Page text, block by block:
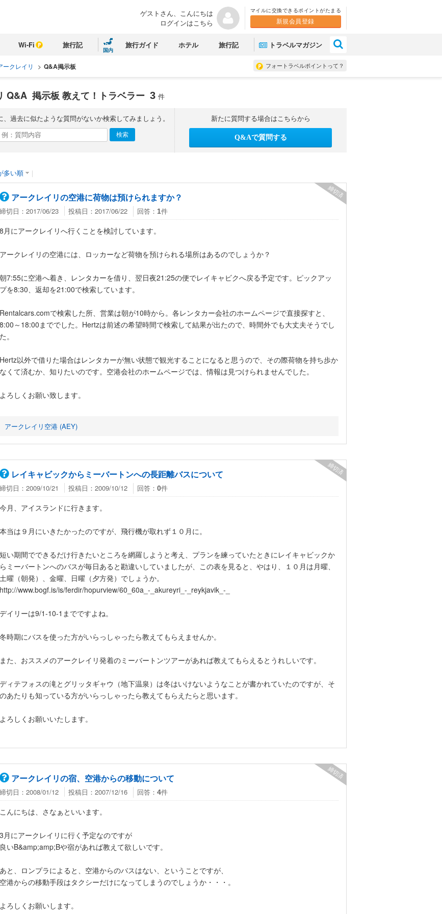
ゲストさん、こんにちは
ログインはこちら
マイルに交換できるポイントがたまる
新規会員登録
Wi-Fi 旅行記
国内
旅行ガイド ホテル 旅行記 トラベルマガジン
フォートラベルポイントって？
ークレイリ > Q&A掲示板
Q&A 掲示板 教えて！トラベラー 3 件
、過去に似たような質問がないか検索してみましょう。 新たに質問する場合はこちらから
Q&Aで質問する
多い順 ｜
アークレイリの空港に荷物は預けられますか？
締切日：2017/06/23 投稿日：2017/06/22 回答： 1件
締切済
8月にアークレイリへ行くことを検討しています。
アークレイリの空港には、ロッカーなど荷物を預けられる場所はあるのでしょうか？
朝7:55に空港へ着き、レンタカーを借り、翌日夜21:25の便でレイキャビクへ戻る予定です。ピックアッ
プを8:30、返却を21:00で検索しています。
Rentalcars.comで検索した所、営業は朝が10時から。各レンタカー会社のホームページで直接探すと、
8:00～18:00まででした。Hertzは前述の希望時間で検索して結果が出たので、時間外でも大丈夫そうでし
た。
Hertz以外で借りた場合はレンタカーが無い状態で観光することになると思うので、その際荷物を持ち歩か
なくて済むか、知りたいのです。空港会社のホームページでは、情報は見つけられませんでした。
よろしくお願い致します。
アークレイリ空港 (AEY)
レイキャビックからミーバートンへの長距離バスについて
締切日：2009/10/21 投稿日：2009/10/12 回答： 0件
締切済
今月、アイスランドに行きます。
本当は９月にいきたかったのですが、飛行機が取れず１０月に。
短い期間でできるだけ行きたいところを網羅しようと考え、プランを練っていたときにレイキャビックか
らミーバートンへのバスが毎日あると勘違いしていましたが、この表を見ると、やはり、１０月は月曜、
土曜（朝発）、金曜、日曜（夕方発）でしょうか。
http://www.bogf.is/is/ferdir/hopurview/60_60a_-_akureyri_-_reykjavik_-_
デイリーは9/1-10-1までですよね。
冬時期にバスを使った方がいらっしゃったら教えてもらえませんか。
また、おススメのアークレイリ発着のミーバートンツアーがあれば教えてもらえるとうれしいです。
ディテフォスの滝とグリッタギャウ（地下温泉）は冬はいけないようなことが書かれていたのですが、そ
のあたりも知っている方がいらっしゃったら教えてもらえたらと思います。
よろしくお願いいたします。
アークレイリの宿、空港からの移動について
締切日：2008/01/12 投稿日：2007/12/16 回答： 4件
締切済
こんにちは、さなぁといいます。
3月にアークレイリに行く予定なのですが
良いB&amp;amp;Bや宿があれば教えて欲しいです。
あと、ロンプラによると、空港からのバスはない、ということですが、
空港からの移動手段はタクシーだけになってしまうのでしょうか・・・。
よろしくお願いします。